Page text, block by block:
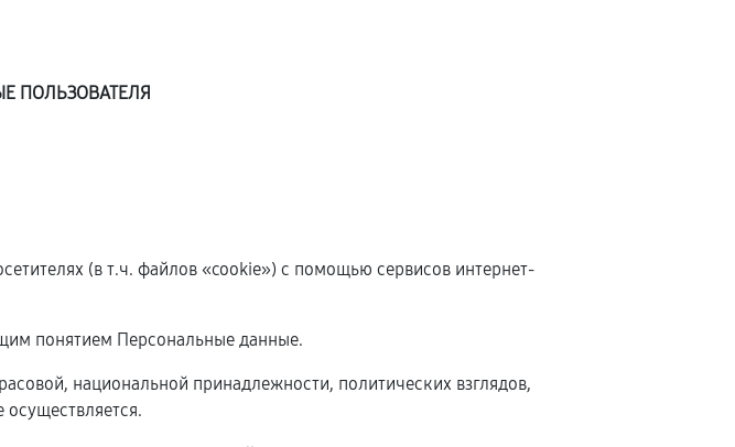
ПОЛЬЗОВАТЕЛЯ
(в т.ч. файлов «cookie») с помощью сервисов интернет-
понятием Персональные данные.
национальной принадлежности, политических взглядов,